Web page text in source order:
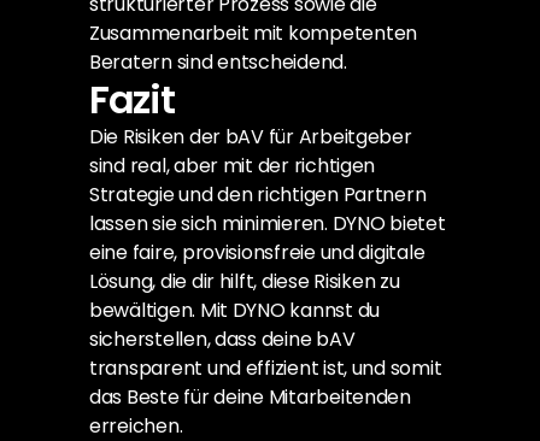
Zusammenarbeit mit kompetenten
Beratern sind entscheidend.
Fazit
Die Risiken der bAV für Arbeitgeber
sind real, aber mit der richtigen
Strategie und den richtigen Partnern
lassen sie sich minimieren. DYNO bietet
eine faire, provisionsfreie und digitale
Lösung, die dir hilft, diese Risiken zu
bewältigen. Mit DYNO kannst du
sicherstellen, dass deine bAV
transparent und effizient ist, und somit
das Beste für deine Mitarbeitenden
erreichen.